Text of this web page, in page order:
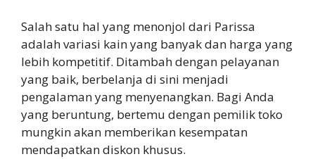
Salah satu hal yang menonjol dari Parissa
adalah variasi kain yang banyak dan harga yang
lebih kompetitif. Ditambah dengan pelayanan
yang baik, berbelanja di sini menjadi
pengalaman yang menyenangkan. Bagi Anda
yang beruntung, bertemu dengan pemilik toko
mungkin akan memberikan kesempatan
mendapatkan diskon khusus.